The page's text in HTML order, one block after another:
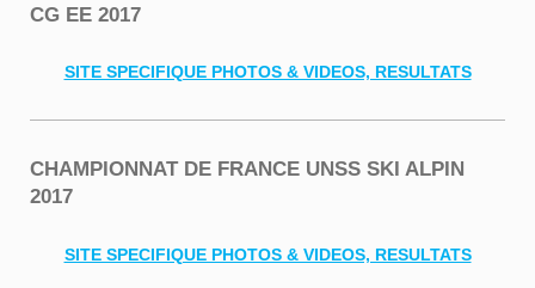
CG EE 2017
SITE SPECIFIQUE PHOTOS & VIDEOS, RESULTATS
CHAMPIONNAT DE FRANCE UNSS SKI ALPIN
2017
SITE SPECIFIQUE PHOTOS & VIDEOS, RESULTATS